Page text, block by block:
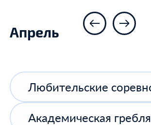
Апрель
Академическая гребля